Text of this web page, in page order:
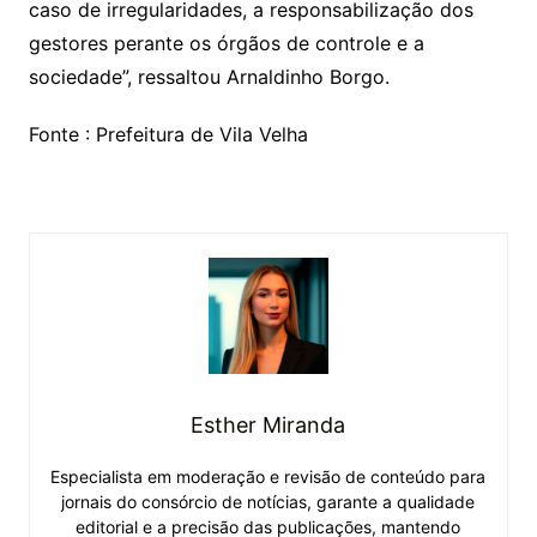
caso de irregularidades, a responsabilização dos
gestores perante os órgãos de controle e a
sociedade”, ressaltou Arnaldinho Borgo.
Fonte : Prefeitura de Vila Velha
Esther Miranda
Especialista em moderação e revisão de conteúdo para
jornais do consórcio de notícias, garante a qualidade
editorial e a precisão das publicações, mantendo